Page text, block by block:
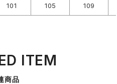
101 105 109
ITEM
商品